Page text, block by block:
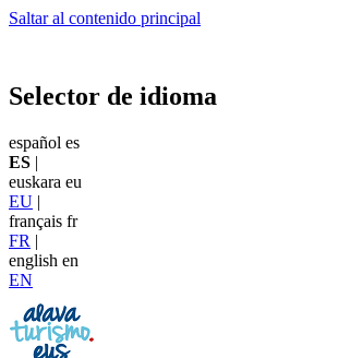
Saltar al contenido principal
Selector de idioma
español es
ES |
euskara eu
EU |
français fr
FR |
english en
EN